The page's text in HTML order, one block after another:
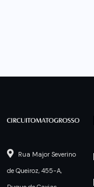
Rua Major Severino
de Queiroz, 455-A,